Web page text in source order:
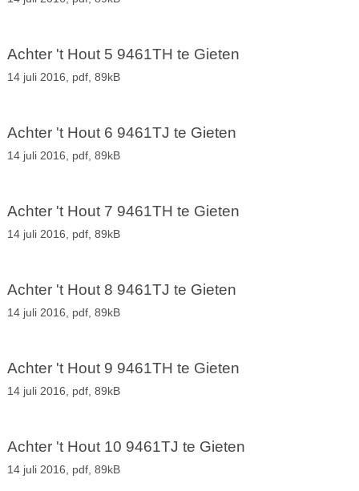
Achter 't Hout 5 9461TH te Gieten
14 juli 2016, pdf, 89kB
Achter 't Hout 6 9461TJ te Gieten
14 juli 2016, pdf, 89kB
Achter 't Hout 7 9461TH te Gieten
14 juli 2016, pdf, 89kB
Achter 't Hout 8 9461TJ te Gieten
14 juli 2016, pdf, 89kB
Achter 't Hout 9 9461TH te Gieten
14 juli 2016, pdf, 89kB
Achter 't Hout 10 9461TJ te Gieten
14 juli 2016, pdf, 89kB